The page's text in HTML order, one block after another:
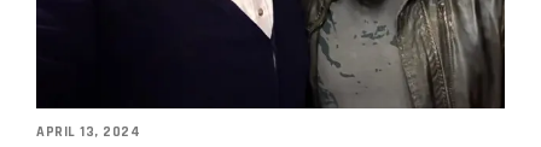
APRIL 13, 2024